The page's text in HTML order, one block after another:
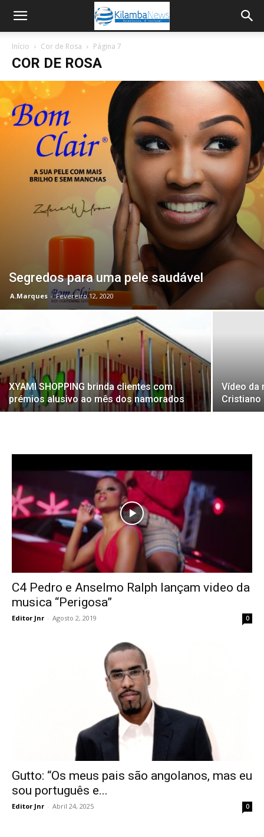
Início Cor de Rosa Página 7
COR DE ROSA
Segredos para uma pele saudável
A.Marques - Fevereiro 12, 2020
XYAMI SHOPPING brinda clientes com
prémios alusivo ao mês dos namorados
Vídeo da
Cristiano
C4 Pedro e Anselmo Ralph lançam video da
musica “Perigosa”
Editor Jnr - Agosto 2, 2019 0
Gutto: “Os meus pais são angolanos, mas eu
sou português e...
Editor Jnr - Abril 24, 2025 0